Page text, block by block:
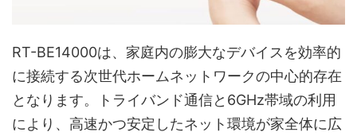
RT-BE14000は、家庭内の膨大なデバイスを効率的
に接続する次世代ホームネットワークの中心的存在
となります。トライバンド通信と6GHz帯域の利用
により、高速かつ安定したネット環境が家全体に広